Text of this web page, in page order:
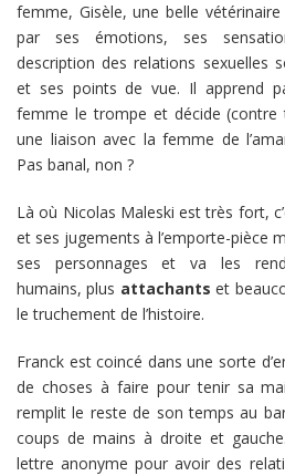
femme, Gisèle, une belle
par ses émotions, ses
description des relations sexuelles
et ses points de vue. Il apprend
femme le trompe et décide (contre
une liaison avec la femme de
Pas banal, non ?
Là où Nicolas Maleski est très fort,
et ses jugements à l’emporte-pièce
ses personnages et va les
humains, plus attachants et
le truchement de l’histoire.
Franck est coincé dans une sorte
de choses à faire pour tenir sa
remplit le reste de son temps au
coups de mains à droite et
lettre anonyme pour avoir des